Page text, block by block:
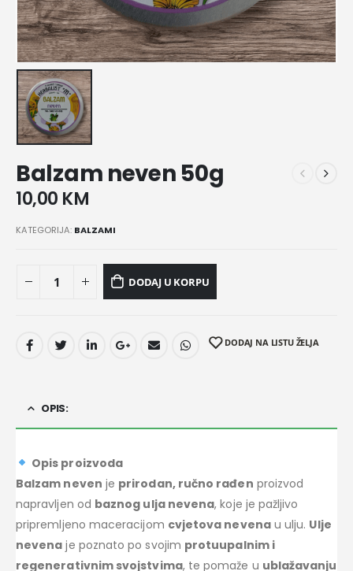
Balzam neven 50g
10,00 KM
KATEGORIJA: BALZAMI
DODAJ U KORPU
DODAJ NA LISTU ŽELJA
OPIS:
Opis proizvoda
Balzam neven je prirodan, ručno rađen proizvod
napravljen od baznog ulja nevena, koje je pažljivo
pripremljeno maceracijom cvjetova nevenau ulju. Ulje
nevena je poznato po svojim protuupalnim i
regenerativnim svojstvima, te pomaže u ublažavanju